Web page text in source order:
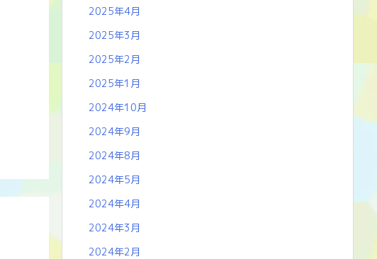
2025年4月
2025年3月
2025年2月
2025年1月
2024年10月
2024年9月
2024年8月
2024年5月
2024年4月
2024年3月
2024年2月